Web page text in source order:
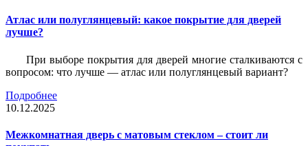
Атлас или полуглянцевый: какое покрытие для дверей
лучше?
При выборе покрытия для дверей многие сталкиваются с
вопросом: что лучше — атлас или полуглянцевый вариант?
Подробнее
10.12.2025
Межкомнатная дверь с матовым стеклом – стоит ли